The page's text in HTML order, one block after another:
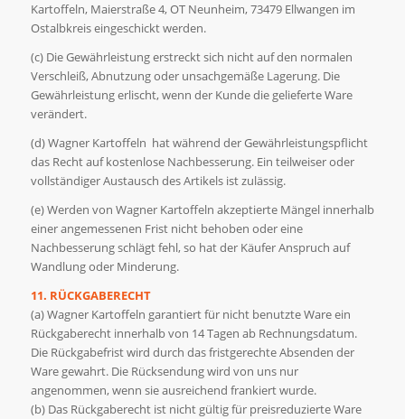
Kartoffeln, Maierstraße 4, OT Neunheim, 73479 Ellwangen im
Ostalbkreis eingeschickt werden.
(c) Die Gewährleistung erstreckt sich nicht auf den normalen
Verschleiß, Abnutzung oder unsachgemäße Lagerung. Die
Gewährleistung erlischt, wenn der Kunde die gelieferte Ware
verändert.
(d) Wagner Kartoffeln hat während der Gewährleistungspflicht
das Recht auf kostenlose Nachbesserung. Ein teilweiser oder
vollständiger Austausch des Artikels ist zulässig.
(e) Werden von Wagner Kartoffeln akzeptierte Mängel innerhalb
einer angemessenen Frist nicht behoben oder eine
Nachbesserung schlägt fehl, so hat der Käufer Anspruch auf
Wandlung oder Minderung.
11. RÜCKGABERECHT
(a) Wagner Kartoffeln garantiert für nicht benutzte Ware ein
Rückgaberecht innerhalb von 14 Tagen ab Rechnungsdatum.
Die Rückgabefrist wird durch das fristgerechte Absenden der
Ware gewahrt. Die Rücksendung wird von uns nur
angenommen, wenn sie ausreichend frankiert wurde.
(b) Das Rückgaberecht ist nicht gültig für preisreduzierte Ware